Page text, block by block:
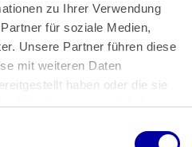
zu Ihrer Verwendung
für soziale Medien,
Unsere Partner führen diese
mit weiteren Daten
haben oder die sie
Dienste gesammelt haben.